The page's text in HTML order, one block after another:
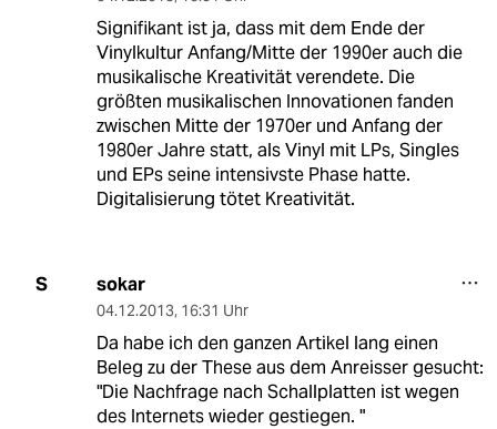
Signifikant ist ja, dass mit dem Ende der
Vinylkultur Anfang/Mitte der 1990er auch die
musikalische Kreativität verendete. Die
größten musikalischen Innovationen fanden
zwischen Mitte der 1970er und Anfang der
1980er Jahre statt, als Vinyl mit LPs, Singles
und EPs seine intensivste Phase hatte.
Digitalisierung tötet Kreativität.
S sokar
04.12.2013, 16:31 Uhr
Da habe ich den ganzen Artikel lang einen
Beleg zu der These aus dem Anreisser gesucht:
"Die Nachfrage nach Schallplatten ist wegen
des Internets wieder gestiegen. "